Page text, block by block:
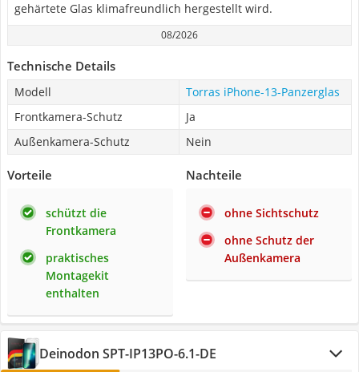
gehärtete Glas klimafreundlich hergestellt wird.
08/2026
Technische Details
Modell
Torras iPhone-13-Panzerglas
Frontkamera-Schutz
Ja
Außenkamera-Schutz
Nein
Vorteile
schützt die
Frontkamera
praktisches
Montagekit
enthalten
Nachteile
ohne Sichtschutz
ohne Schutz der
Außenkamera
Deinodon SPT-IP13PO-6.1-DE